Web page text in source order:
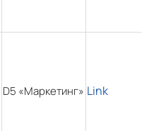
D5 «Маркетинг» Link